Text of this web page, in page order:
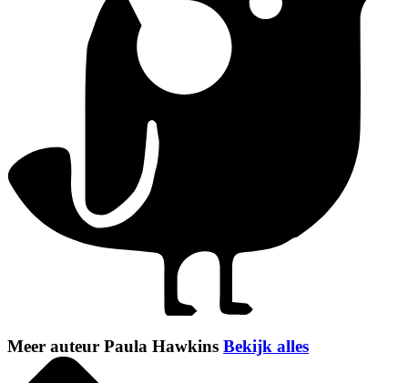
Meer auteur Paula Hawkins Bekijk alles